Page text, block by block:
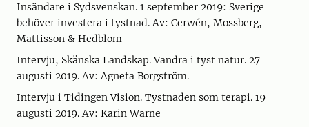
Insändare i Sydsvenskan. 1 september 2019: Sverige
behöver investera i tystnad. Av: Cerwén, Mossberg,
Mattisson & Hedblom
Intervju, Skånska Landskap. Vandra i tyst natur. 27
augusti 2019. Av: Agneta Borgström.
Intervju i Tidingen Vision. Tystnaden som terapi. 19
augusti 2019. Av: Karin Warne